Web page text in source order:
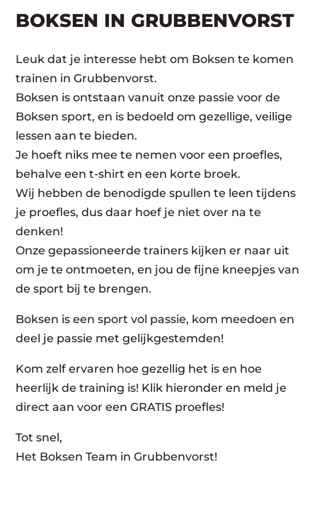
BOKSEN IN GRUBBENVORST
Leuk dat je interesse hebt om Boksen te komen
trainen in Grubbenvorst.
Boksen is ontstaan vanuit onze passie voor de
Boksen sport, en is bedoeld om gezellige, veilige
lessen aan te bieden.
Je hoeft niks mee te nemen voor een proefles,
behalve een t-shirt en een korte broek.
Wij hebben de benodigde spullen te leen tijdens
je proefles, dus daar hoef je niet over na te
denken!
Onze gepassioneerde trainers kijken er naar uit
om je te ontmoeten, en jou de fijne kneepjes van
de sport bij te brengen.
Boksen is een sport vol passie, kom meedoen en
deel je passie met gelijkgestemden!
Kom zelf ervaren hoe gezellig het is en hoe
heerlijk de training is! Klik hieronder en meld je
direct aan voor een GRATIS proefles!
Tot snel,
Het Boksen Team in Grubbenvorst!